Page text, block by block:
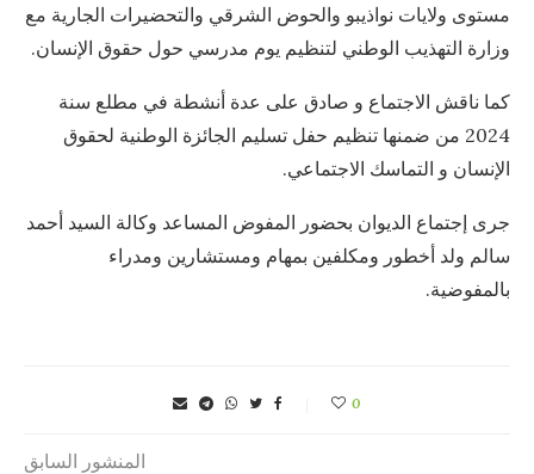
مستوى ولايات نواذيبو والحوض الشرقي والتحضيرات الجارية مع
وزارة التهذيب الوطني لتنظيم يوم مدرسي حول حقوق الإنسان.
كما ناقش الاجتماع و صادق على عدة أنشطة في مطلع سنة
2024 من ضمنها تنظيم حفل تسليم الجائزة الوطنية لحقوق
الإنسان و التماسك الاجتماعي.
جرى إجتماع الديوان بحضور المفوض المساعد وكالة السيد أحمد
سالم ولد أخطور ومكلفين بمهام ومستشارين ومدراء
بالمفوضية.
0
المنشور السابق